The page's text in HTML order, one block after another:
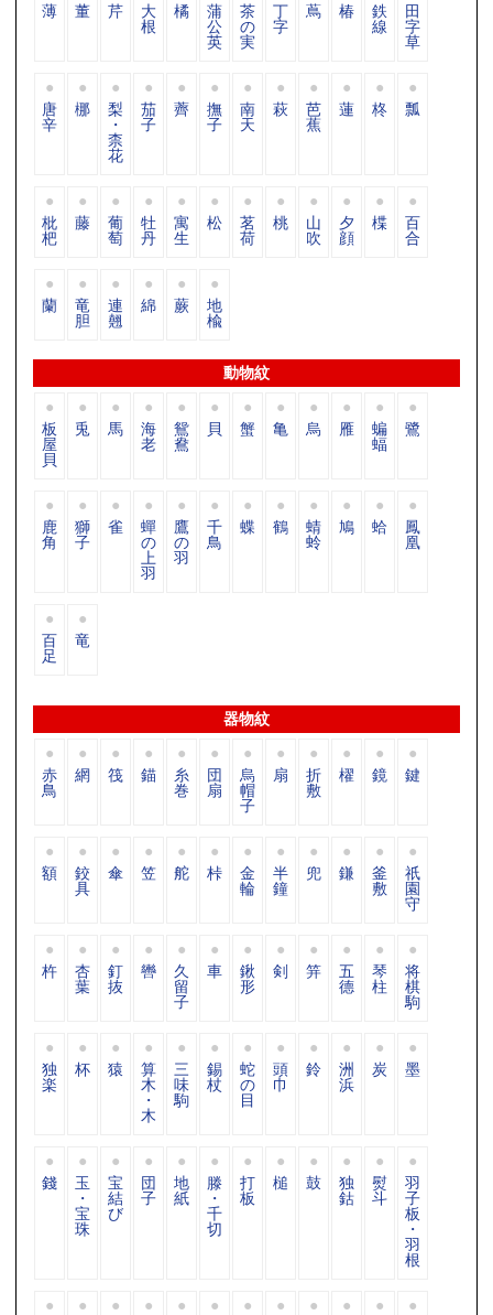
薄 董 芹 大
根
橘 蒲
公
英
茶
の
実
丁
字
蔦 椿 鉄
線
田
字
草
唐
辛
梛 梨
・
柰
花
茄
子
薺 撫
子
南
天
萩 芭
蕉
蓮 柊 瓢
枇
杷
藤 葡
萄
牡
丹
寓
生
松 茗
荷
桃 山
吹
夕
顔
楪 百
合
蘭 竜
胆
連
翹
綿 蕨 地
楡
動物紋
板
屋
貝
兎 馬 海
老
鴛
鴦
貝 蟹 亀 烏 雁 蝙
蝠
鷺
鹿
角
獅
子
雀 蟬
の
上
羽
鷹
の
羽
千
鳥
蝶 鶴 蜻
蛉
鳩 蛤 鳳
凰
百
足
竜
器物紋
赤
鳥
網 筏 錨 糸
巻
団
扇
烏
帽
子
扇 折
敷
櫂 鏡 鍵
額 鉸
具
傘 笠 舵 桛 金
輪
半
鐘
兜 鎌 釜
敷
祇
園
守
杵 杏
葉
釘
抜
轡 久
留
子
車 鍬
形
剣 笄 五
德
琴
柱
将
棋
駒
独
楽
杯 猿 算
木
・
木
三
味
駒
錫
杖
蛇
の
目
頭
巾
鈴 洲
浜
炭 墨
錢 玉
・
宝
珠
宝
結
び
団
子
地
紙
滕
・
千
切
打
板
槌 鼓 独
鈷
熨
斗
羽
子
板
・
羽
根